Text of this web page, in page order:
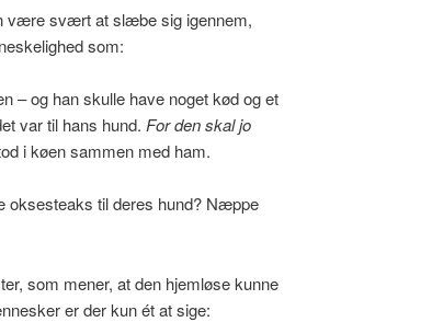
være svært at slæbe sig igennem,
som:
– og han skulle have noget kød og et
var til hans hund. For den skal jo
i køen sammen med ham.
oksesteaks til deres hund? Næppe
som mener, at den hjemløse kunne
er der kun ét at sige: